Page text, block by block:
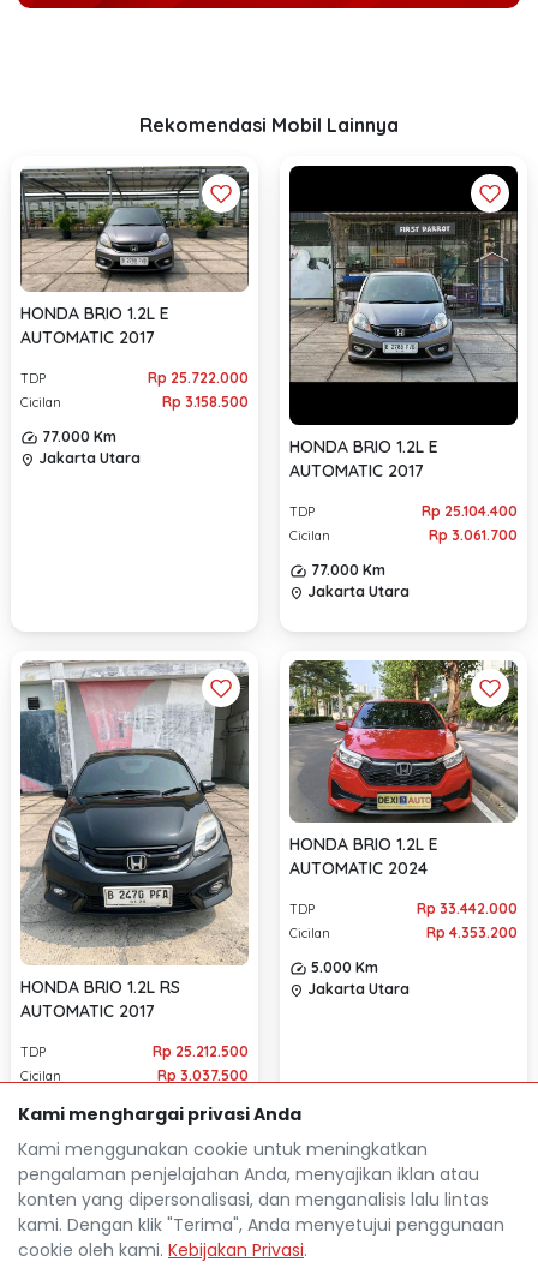
Rekomendasi Mobil Lainnya
HONDA BRIO 1.2L E
AUTOMATIC 2017
TDP Rp 25.722.000
Cicilan
Rp 3.158.500
77.000 Km
location_on Jakarta Utara
HONDA BRIO 1.2L E
AUTOMATIC 2017
TDP Rp 25.104.400
Cicilan
Rp 3.061.700
77.000 Km
location_on Jakarta Utara
HONDA BRIO 1.2L RS
AUTOMATIC 2017
TDP Rp 25.212.500
Cicilan
Rp 3.037.500
89.000 Km
Jakarta Utara
HONDA BRIO 1.2L E
AUTOMATIC 2024
TDP Rp 33.442.000
Cicilan
Rp 4.353.200
5.000 Km
location_on Jakarta Utara
Kami menghargai privasi Anda
Kami menggunakan cookie untuk meningkatkan
pengalaman penjelajahan Anda, menyajikan iklan atau
konten yang dipersonalisasi, dan menganalisis lalu lintas
kami. Dengan klik "Terima", Anda menyetujui penggunaan
cookie oleh kami. Kebijakan Privasi.